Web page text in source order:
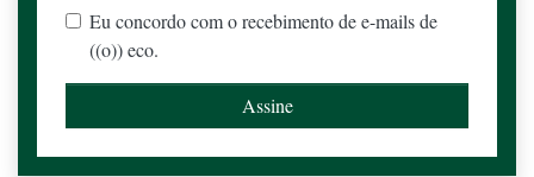
Eu concordo com o recebimento de e-mails de
((o)) eco.